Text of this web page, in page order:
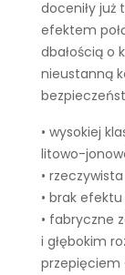
doceniły już
efektem
dbałością o
nieustanną
• wysokiej
litowo-
•
• brak
• fabryczne
i głębokim
przepięciem